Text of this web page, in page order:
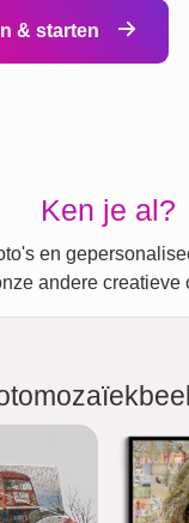
& starten
Ken je al?
en
andere creatieve